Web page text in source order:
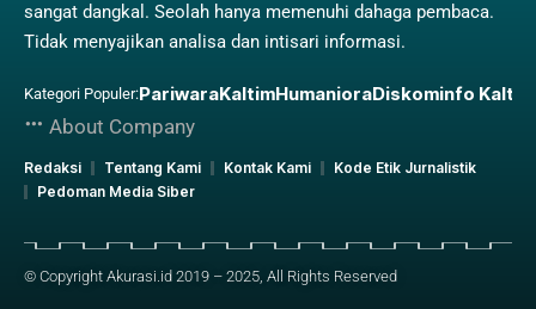
sangat dangkal. Seolah hanya memenuhi dahaga pembaca.
Tidak menyajikan analisa dan intisari informasi.
Kategori Populer:PariwaraKaltimHumanioraDiskominfo Kaltim
About Company
Redaksi Tentang Kami Kontak Kami
Kode Etik Jurnalistik
Pedoman Media Siber
© Copyright Akurasi.id 2019 – 2025, All Rights Reserved